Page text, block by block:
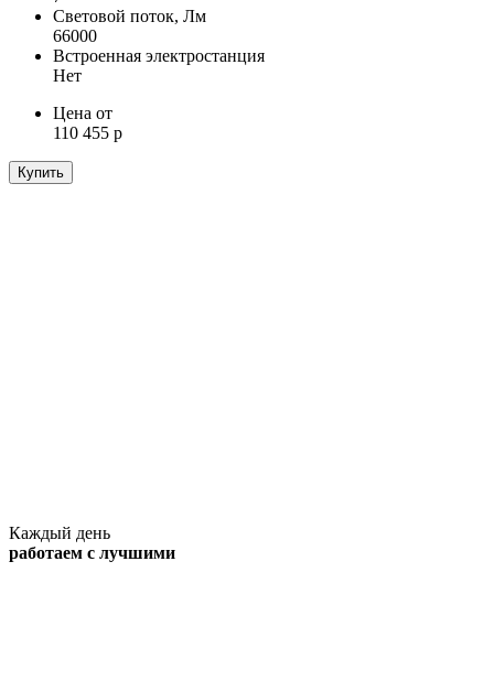
Световой поток, Лм
66000
Встроенная электростанция
Нет
Цена от
110 455 р
Купить
Каждый день
работаем с лучшими